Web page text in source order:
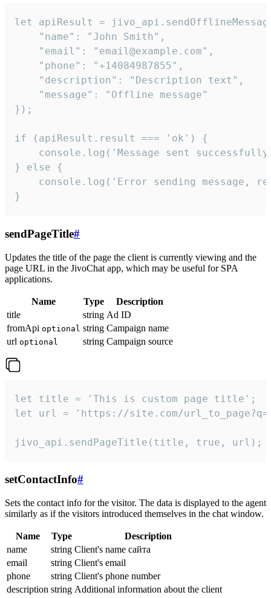
let apiResult =
    "name": "John Smith",
    "email": "email@example.com",
    "phone": "+14084987855",
    "description": "Description text",
    "message": "Offline message"
});
if (apiResult.result === 'ok') {
console.log('Message sent
} else {
console.log('Error sending message,
}
sendPageTitle#
Updates the title of the page the client is currently viewing and the
page URL in the JivoChat app, which may be useful for SPA
applications.
Name Type
Description
title
string Ad ID
fromApi optional string Campaign name
url optional string Campaign source
let title = 'This is custom page title';
let url = 'https://site.com/
jivo_api.sendPageTitle(title, true, url);
setContactInfo#
Sets the contact info for the visitor. The data is displayed to the agent
similarly as if the visitors introduced themselves in the chat window.
Name Type
Description
name
string Client's name сайта
email
string Client's email
phone
string Client's phone number
description string Additional information about the client